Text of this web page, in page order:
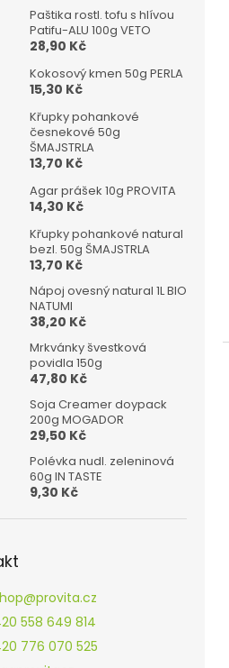
Paštika rostl. tofu s hlívou
Patifu-ALU 100g VETO
28,90 Kč
Kokosový kmen 50g PERLA
15,30 Kč
Křupky pohankové
česnekové 50g
ŠMAJSTRLA
13,70 Kč
Agar prášek 10g PROVITA
14,30 Kč
Křupky pohankové natural
bezl. 50g ŠMAJSTRLA
13,70 Kč
Nápoj ovesný natural 1L BIO
NATUMI
38,20 Kč
Mrkvánky švestková
povidla 150g
47,80 Kč
Soja Creamer doypack
200g MOGADOR
29,50 Kč
Polévka nudl. zeleninová
60g IN TASTE
9,30 Kč
@provita.cz
558 649 814
776 070 525